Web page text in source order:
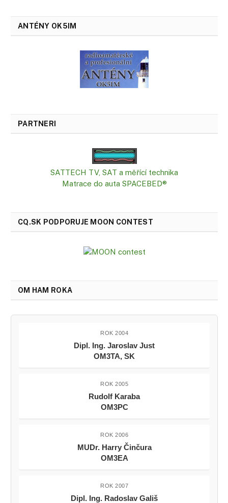
ANTÉNY OK5IM
PARTNERI
SATTECH TV, SAT a měřící technika
Matrace do auta SPACEBED®
CQ.SK PODPORUJE MOON CONTEST
OM HAM ROKA
ROK 2004
Dipl. Ing. Jaroslav Just
OM3TA, SK
ROK 2005
Rudolf Karaba
OM3PC
ROK 2006
MUDr. Harry Činčura
OM3EA
ROK 2007
Dipl. Ing. Radoslav Gališ